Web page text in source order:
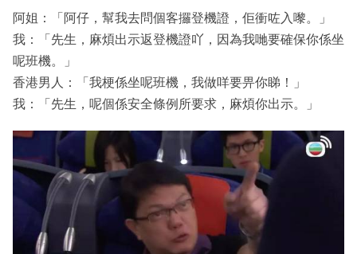
阿姐：「阿仔，幫我去問個客攞登機證，佢衝咗入嚟。」
我：「先生，麻煩出示返登機證吖，因為我哋要確保你係坐
呢班機。」
香港男人：「我梗係坐呢班機，我做咩要畀你睇！」
我：「先生，呢個係安全條例所要求，麻煩你出示。」